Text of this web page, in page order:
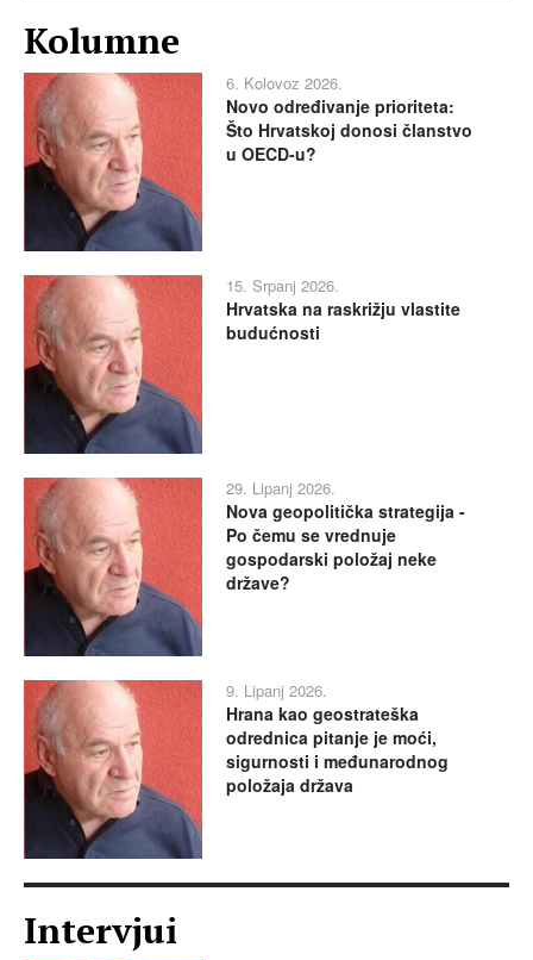
Kolumne
6. Kolovoz 2026.
Novo određivanje prioriteta:
Što Hrvatskoj donosi članstvo
u OECD-u?
15. Srpanj 2026.
Hrvatska na raskrižju vlastite
budućnosti
29. Lipanj 2026.
Nova geopolitička strategija -
Po čemu se vrednuje
gospodarski položaj neke
države?
9. Lipanj 2026.
Hrana kao geostrateška
odrednica pitanje je moći,
sigurnosti i međunarodnog
položaja država
Intervjui